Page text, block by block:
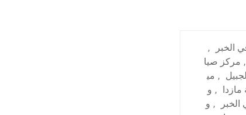
الخبر
,
, مركز صيا
, مي
, و
, و